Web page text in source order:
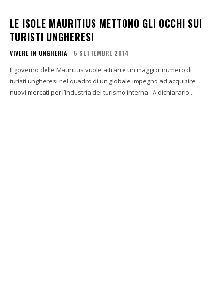
LE ISOLE MAURITIUS METTONO GLI OCCHI SUI
TURISTI UNGHERESI
VIVERE IN UNGHERIA 5 SETTEMBRE 2014
Il governo delle Mauritius vuole attrarre un maggior numero di
turisti ungheresi nel quadro di un globale impegno ad acquisire
nuovi mercati per l’industria del turismo interna. A dichiararlo...